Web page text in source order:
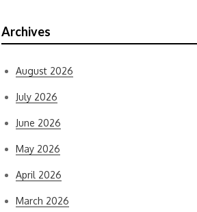
Archives
August 2026
July 2026
June 2026
May 2026
April 2026
March 2026